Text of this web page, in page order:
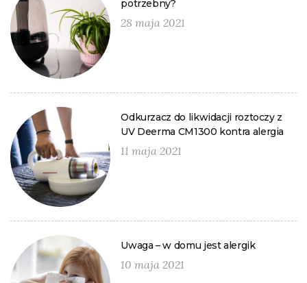
potrzebny?
28 maja 2021
Odkurzacz do likwidacji roztoczy z
UV Deerma CM1300 kontra alergia
11 maja 2021
Uwaga – w domu jest alergik
10 maja 2021